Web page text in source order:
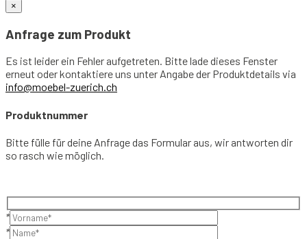
×
Anfrage zum Produkt
Es ist leider ein Fehler aufgetreten. Bitte lade dieses Fenster
erneut oder kontaktiere uns unter Angabe der Produktdetails via
info@moebel-zuerich.ch
Produktnummer
Bitte fülle für deine Anfrage das Formular aus, wir antworten dir
so rasch wie möglich.
*
*